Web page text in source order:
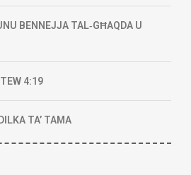
BENNEJJA TAL‑GĦAQDA U
4:19
TA’ TAMA